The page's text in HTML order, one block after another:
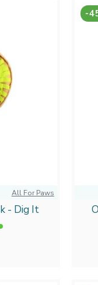
, ktoré zabavia aj
k prírode aj zdraviu
a zdravý?
pre mačky
,
o vašich
Prezrite si
Doprajte svojmu
All For Paws
- Dig It
-